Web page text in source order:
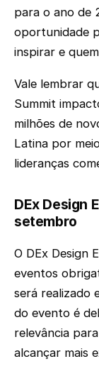
para o ano de
oportunidade
inspirar e
Vale lembrar
Summit
milhões de
Latina por
lideranças
DEx Design
setembro
O DEx Design
eventos
será realizado
do evento é
relevância
alcançar mais